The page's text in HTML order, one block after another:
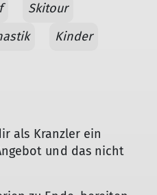
Skitour
Kinder
als Kranzler ein
und das nicht